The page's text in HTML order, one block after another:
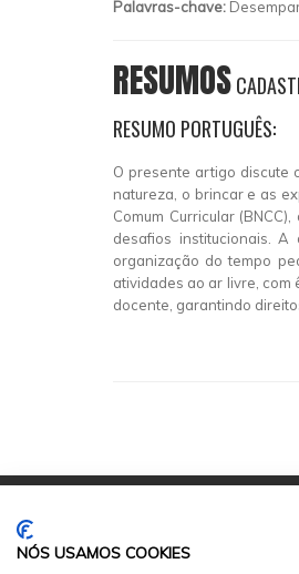
Palavras-chave:
RESUMOS
RESUMO PORTUGUÊS:
O presente artigo discute
natureza, o brincar e as
Comum Curricular
desafios institucionais.
organização do tempo
atividades ao ar livre, com
docente, garantindo
NÓS USAMOS COOKIES